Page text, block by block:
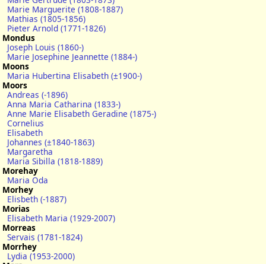
Marie Marguerite (1808-1887)
Mathias (1805-1856)
Pieter Arnold (1771-1826)
Mondus
Joseph Louis (1860-)
Marie Josephine Jeannette (1884-)
Moons
Maria Hubertina Elisabeth (±1900-)
Moors
Andreas (-1896)
Anna Maria Catharina (1833-)
Anne Marie Elisabeth Geradine (1875-)
Cornelius
Elisabeth
Johannes (±1840-1863)
Margaretha
Maria Sibilla (1818-1889)
Morehay
Maria Oda
Morhey
Elisbeth (-1887)
Morias
Elisabeth Maria (1929-2007)
Morreas
Servais (1781-1824)
Morrhey
Lydia (1953-2000)